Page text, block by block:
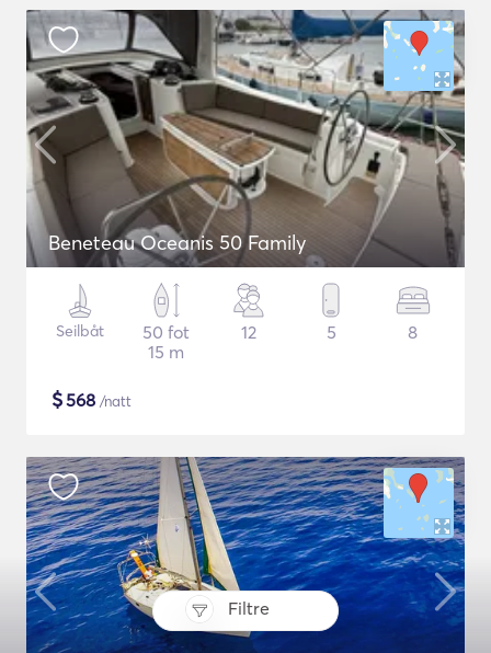
Filtre
Beneteau Oceanis 50 Family
Seilbåt
50 fot
15 m
12 5 8
$568 /natt